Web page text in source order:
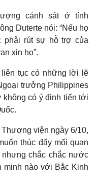
cảnh sát ở tỉnh
Duterte nói: “Nếu họ
phải rút sự hỗ trợ của
xin họ”.
tục có những lời lẽ
trưởng Philippines
không có ý định tiến tới
viện ngày 6/10,
thúc đẩy mối quan
chắc chắc nước
minh nào với Bắc Kinh